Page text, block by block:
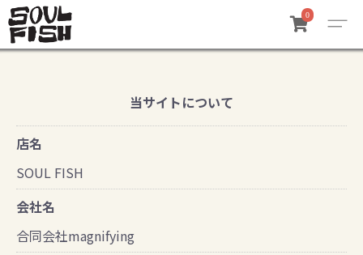
0
当サイトについて
店名
SOUL FISH
会社名
合同会社magnifying